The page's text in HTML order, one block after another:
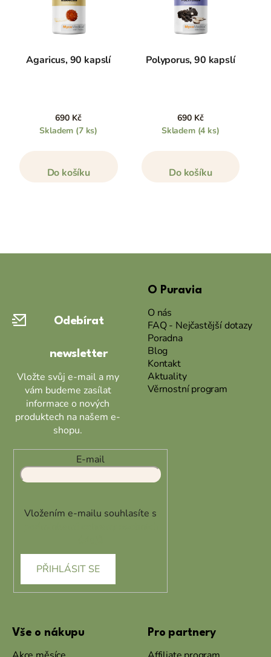
Agaricus, 90 kapslí
690 Kč
Skladem (7 ks)
Do košíku
Polyporus, 90 kapslí
690 Kč
Skladem (4 ks)
Do košíku
Odebírat
newsletter
Vložte svůj e-mail a my
vám budeme zasílat
informace o nových
produktech na našem e-
shopu.
E-mail
Vložením e-mailu souhlasíte s
PŘIHLÁSIT SE
O Puravia
O nás
FAQ - Nejčastější dotazy
Poradna
Blog
Kontakt
Aktuality
Věrnostní program
Vše o nákupu Pro partnery